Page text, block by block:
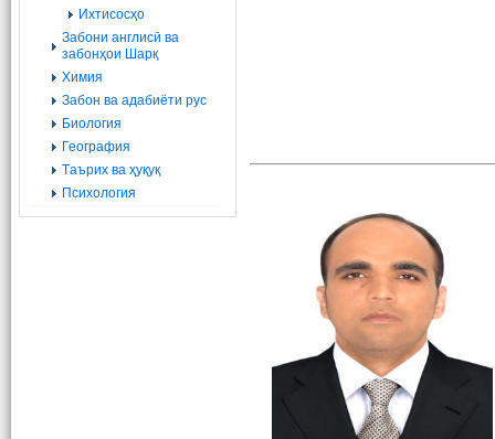
Ихтисосҳо
Забони англисӣ ва
забонҳои Шарқ
Химия
Забон ва адабиёти рус
Биология
География
Tаърих ва ҳуқуқ
Психология